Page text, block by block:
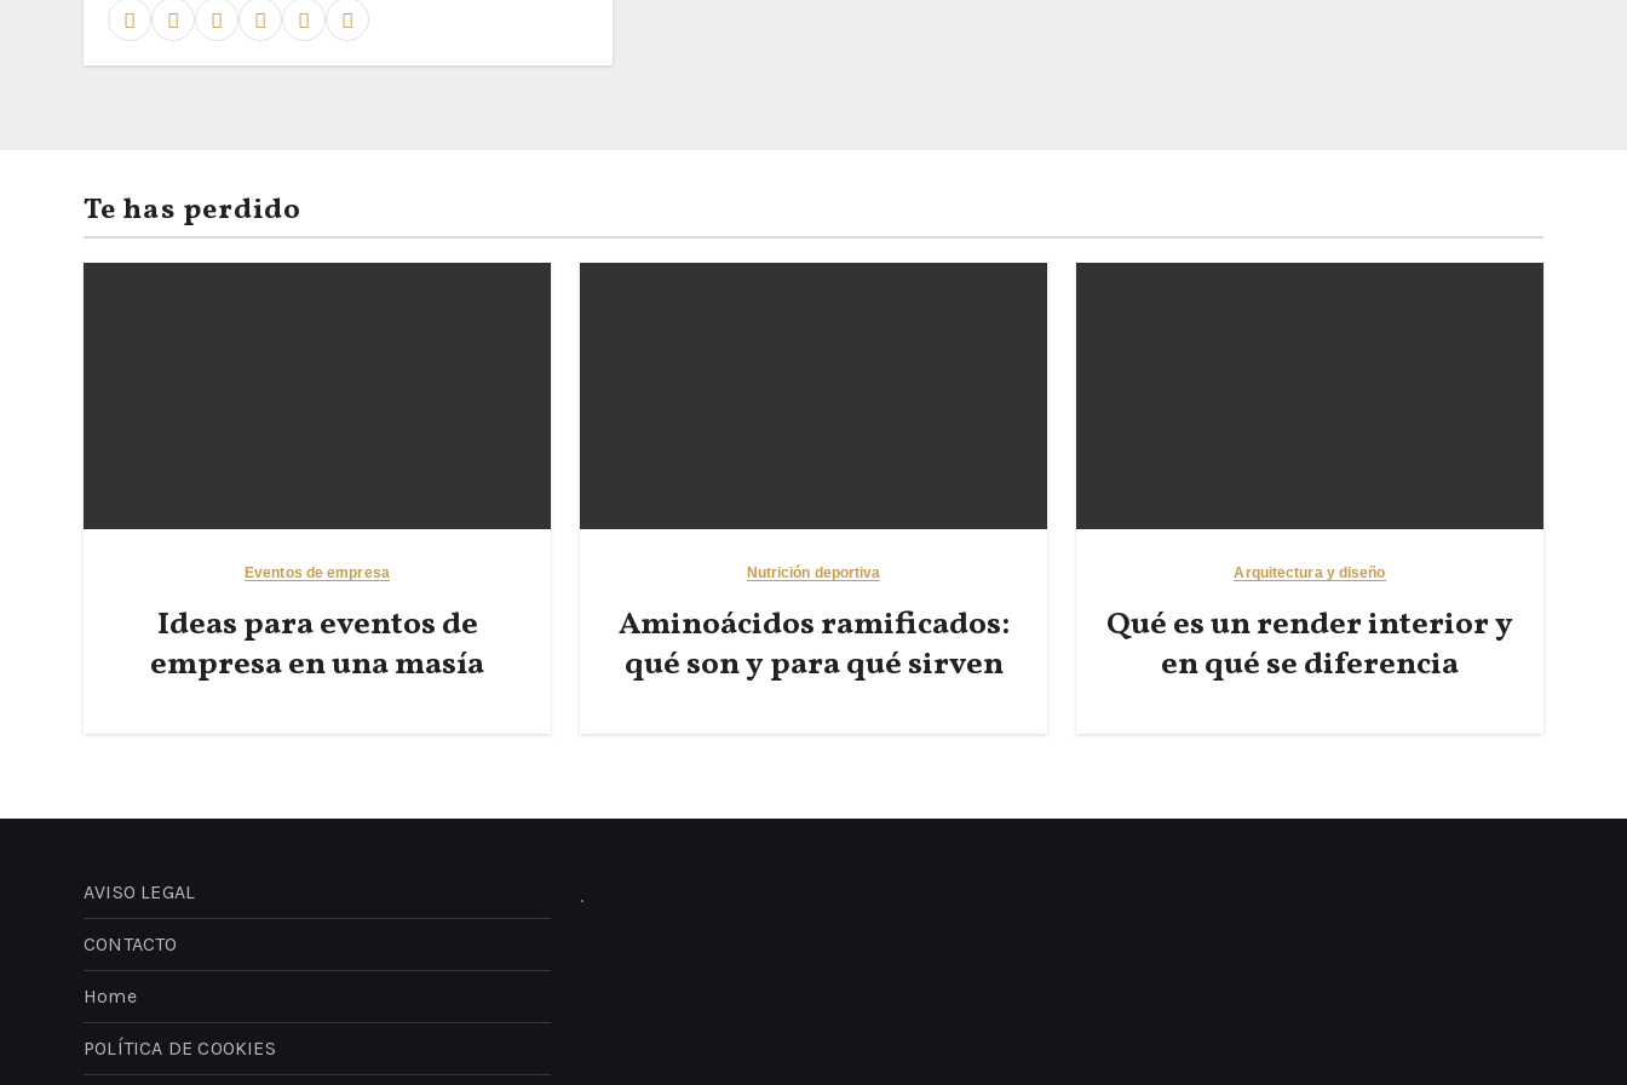
Te has perdido
Eventos de empresa
Ideas para eventos de
empresa en una masía
Nutrición deportiva
Aminoácidos ramificados:
qué son y para qué sirven
Arquitectura y diseño
Qué es un render interior y
en qué se diferencia
AVISO LEGAL
CONTACTO
Home
POLÍTICA DE COOKIES
.